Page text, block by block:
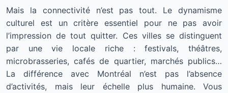
Mais la connectivité n’est pas tout. Le dynamisme
culturel est un critère essentiel pour ne pas avoir
l’impression de tout quitter. Ces villes se distinguent
par une vie locale riche : festivals, théâtres,
microbrasseries, cafés de quartier, marchés publics…
La différence avec Montréal n’est pas l’absence
d’activités, mais leur échelle plus humaine. Vous